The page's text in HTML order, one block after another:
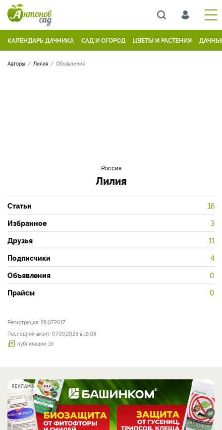
КАЛЕНДАРЬ ДАЧНИКА САД И ОГОРОД ЦВЕТЫ И РАСТЕНИЯ
Авторы Лилия Объявления
Россия
Лилия
Статьи 16
Избранное 3
Друзья 11
Подписчики 4
Объявления 0
Прайсы 0
Регистрация: 26.07.2017
Последний визит: 07.09.2023 в 16:08
публикаций: 16
РЕКЛАМА